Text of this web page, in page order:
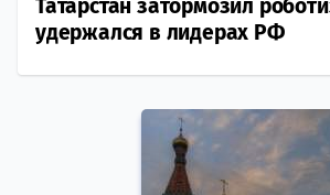
Татарстан затормозил
удержался в лидерах РФ